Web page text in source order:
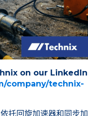
on our LinkedIn
company/technix-
托回旋加速器和同步加